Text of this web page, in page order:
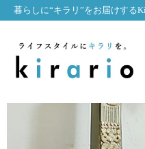
暮らしに“キラリ”をお届けする